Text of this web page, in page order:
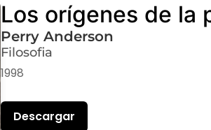
Los orígenes de la
Perry Anderson
Filosofia
1998
Descargar